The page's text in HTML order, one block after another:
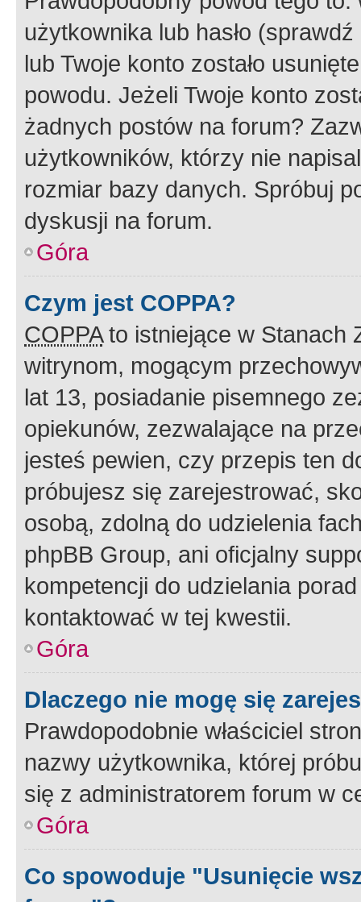
użytkownika lub hasło
lub Twoje konto zostało
powodu. Jeżeli Twoje konto
żadnych postów na forum?
użytkowników, którzy nie
rozmiar bazy danych. Spróbuj
dyskusji na forum.
Góra
Czym jest COPPA?
COPPAto istniejące w Stanach
witrynom, mogącym
lat 13, posiadanie pisemnego
opiekunów, zezwalające na
jesteś pewien, czy przepis ten
próbujesz się zarejestrować,
osobą, zdolną do udzielenia
phpBB Group, ani oficjalny
kompetencji do udzielania
kontaktować w tej kwestii.
Góra
Dlaczego nie mogę się
Prawdopodobnie właściciel
nazwy użytkownika, której
się z administratorem forum w
Góra
Co spowoduje "Usunięcie